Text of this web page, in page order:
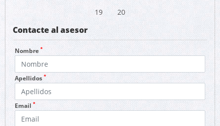
19
20
Contacte al asesor
Nombre *
Apellidos *
Email*